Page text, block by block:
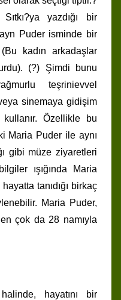
yazdığı bir
Puder isminde bir
kadın arkadaşlar
(?) Şimdi bunu
teşrinievvel
sinemaya gidişim
Özellikle bu
Maria Puder ile aynı
gibi müze ziyaretleri
ışığında Maria
tanıdığı birkaç
Maria Puder,
çok da 28 namıyla
hayatını bir